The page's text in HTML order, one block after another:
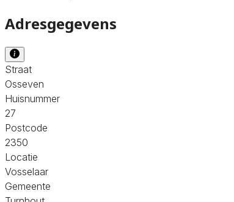
Adresgegevens
Straat
Osseven
Huisnummer
27
Postcode
2350
Locatie
Vosselaar
Gemeente